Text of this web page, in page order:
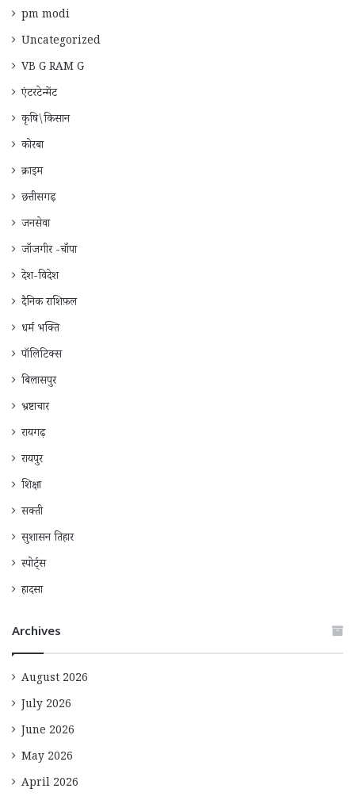
pm modi
Uncategorized
VB G RAM G
एंटरटेन्मेंट
कृषि\किसान
कोरबा
क्राइम
छत्तीसगढ़
जनसेवा
जाँजगीर -चाँपा
देश-विदेश
दैनिक राशिफ़ल
धर्म भक्ति
पॉलिटिक्स
बिलासपुर
भ्रष्टाचार
रायगढ़
रायपुर
शिक्षा
सक्ती
सुशासन तिहार
स्पोर्ट्स
हादसा
Archives
August 2026
July 2026
June 2026
May 2026
April 2026